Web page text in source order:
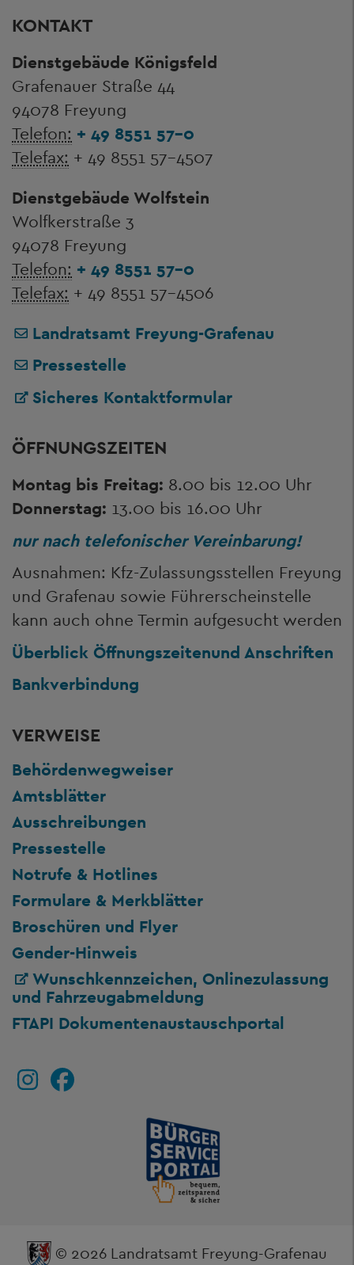
KONTAKT
Dienstgebäude Königsfeld
Grafenauer Straße 44
94078 Freyung
Telefon: + 49 8551 57-0
Telefax: + 49 8551 57-4507
Dienstgebäude Wolfstein
Wolfkerstraße 3
94078 Freyung
Telefon: + 49 8551 57-0
Telefax: + 49 8551 57-4506
Landratsamt Freyung-Grafenau
Pressestelle
Sicheres Kontaktformular
ÖFFNUNGSZEITEN
Montag bis Freitag: 8.00 bis 12.00 Uhr
Donnerstag: 13.00 bis 16.00 Uhr
nur nach telefonischer Vereinbarung!
Ausnahmen: Kfz-Zulassungsstellen Freyung
und Grafenau sowie Führerscheinstelle
kann auch ohne Termin aufgesucht werden
Überblick Öffnungszeitenund Anschriften
Bankverbindung
VERWEISE
Behördenwegweiser
Amtsblätter
Ausschreibungen
Pressestelle
Notrufe & Hotlines
Formulare & Merkblätter
Broschüren und Flyer
Gender-Hinweis
Wunschkennzeichen, Onlinezulassung
und Fahrzeugabmeldung
FTAPI Dokumentenaustauschportal
© 2026 Landratsamt Freyung-Grafenau